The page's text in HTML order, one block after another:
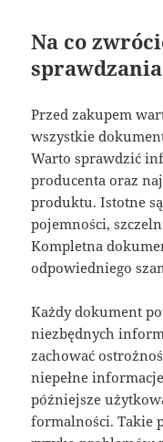
Na co
Przed zakupem
wszystkie
Warto sprawdzić
producenta oraz
produktu. Istotne
pojemności,
Kompletna
odpowiedniego
Każdy dokument
niezbędnych
zachować
niepełne
późniejsze
formalności. Takie